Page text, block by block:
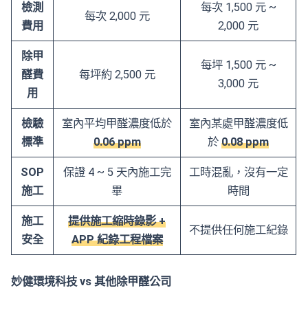
檢測
費用
每次 2,000 元
每次 1,500 元 ~
2,000 元
除甲
醛費
用
每坪約 2,500 元
每坪 1,500 元 ~
3,000 元
檢驗
標準
室內平均甲醛濃度低於
0.06 ppm
室內某處甲醛濃度低
於0.08 ppm
SOP
施工
保證 4 ~ 5 天內施工完
畢
工時混亂，沒有一定
時間
施工
安全
提供施工縮時錄影 +
APP 紀錄工程檔案
不提供任何施工紀錄
妙健環境科技 vs 其他除甲醛公司